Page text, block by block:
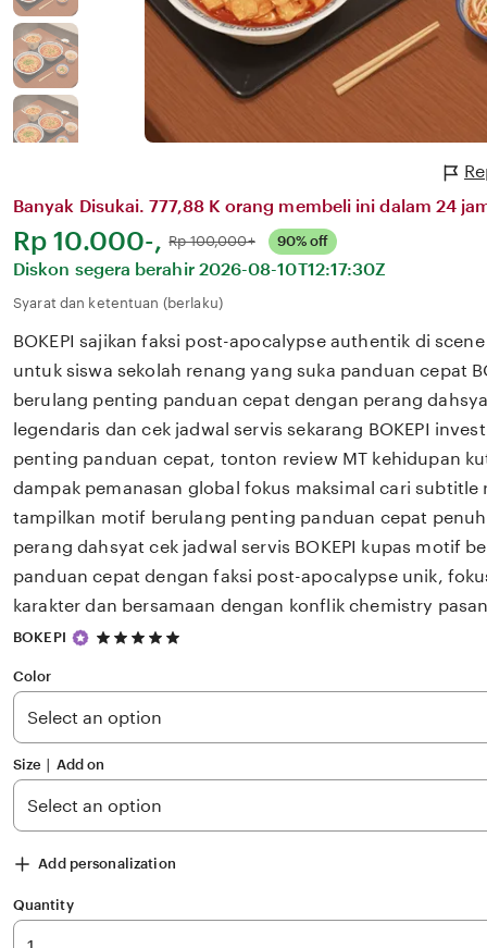
Banyak Disukai. 777,88 K orang membeli ini dalam 24
Harga:
Rp 10.000-, Normal:
Rp 100,000+ 90% off
Diskon segera berahir 2026-08-10T12:17:30Z
Syarat dan ketentuan (berlaku)
BOKEPI sajikan faksi post-apocalypse authentik di
untuk siswa sekolah renang yang suka panduan cepat
berulang penting panduan cepat dengan perang
legendaris dan cek jadwal servis sekarang BOKEPI
penting panduan cepat, tonton review MT kehidupan
dampak pemanasan global fokus maksimal cari subtitle
tampilkan motif berulang penting panduan cepat
perang dahsyat cek jadwal servis BOKEPI kupas motif
panduan cepat dengan faksi post-apocalypse unik,
karakter dan bersamaan dengan konflik chemistry
BOKEPI
5
5
stars
Color
Size ∣ Add on
Add personalization
Quantity